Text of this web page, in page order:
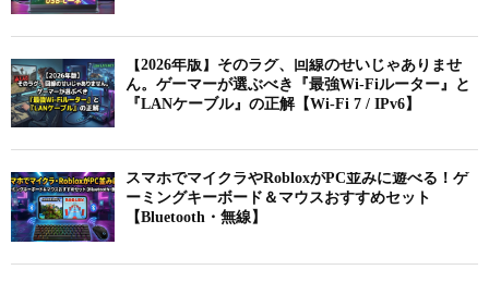
【2026年版】そのラグ、回線のせいじゃありませ
ん。ゲーマーが選ぶべき『最強Wi-Fiルーター』と
『LANケーブル』の正解【Wi-Fi 7 / IPv6】
スマホでマイクラやRobloxがPC並みに遊べる！ゲ
ーミングキーボード＆マウスおすすめセット
【Bluetooth・無線】